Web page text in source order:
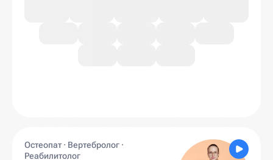
Остеопат · Вертебролог ·
Реабилитолог